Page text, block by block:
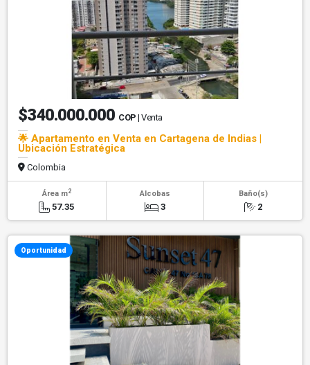
$340.000.000 COP | Venta
🌟 Apartamento en Venta en Cartagena de Indias |
Ubicación Estratégica
Colombia
Área m2
57.35
Alcobas
3
Baño(s)
2
Oportunidad